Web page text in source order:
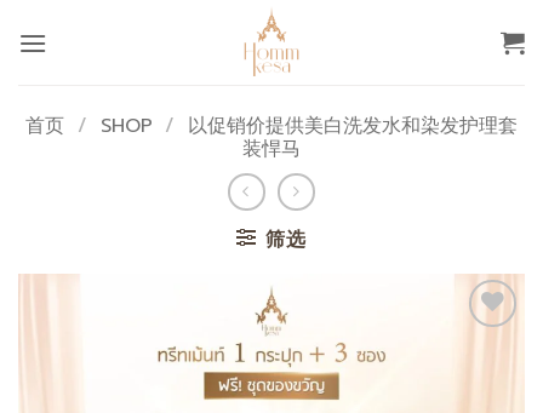
首页 / SHOP / 以促销价提供美白洗发水和染发护理套
装悍马
筛选